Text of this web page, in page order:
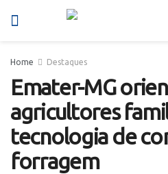
Home Destaques
Emater-MG
agricultores
tecnologia de
forragem